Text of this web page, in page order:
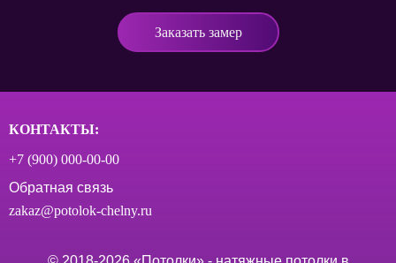
Заказать замер
КОНТАКТЫ:
+7 (900) 000‑00-00
Обратная связь
zakaz@potolok-chelny.ru